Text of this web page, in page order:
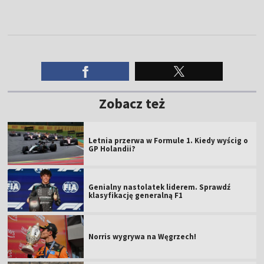
Zobacz też
Letnia przerwa w Formule 1. Kiedy wyścig o
GP Holandii?
Genialny nastolatek liderem. Sprawdź
klasyfikację generalną F1
Norris wygrywa na Węgrzech!